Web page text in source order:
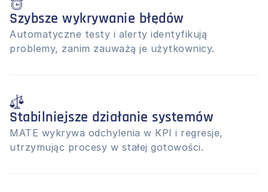
Szybsze wykrywanie błędów
Automatyczne testy i alerty identyfikują
problemy, zanim zauważą je użytkownicy.
Stabilniejsze działanie systemów
MATE wykrywa odchylenia w KPI i regresje,
utrzymując procesy w stałej gotowości.